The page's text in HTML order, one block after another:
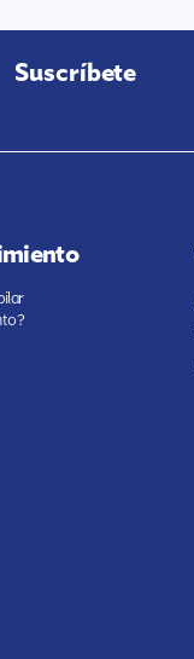
Suscríbete